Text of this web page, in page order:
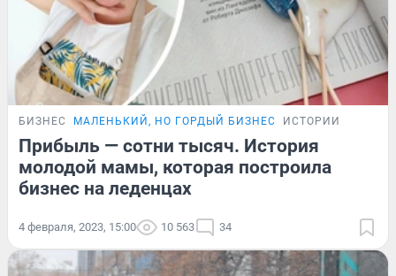
БИЗНЕС МАЛЕНЬКИЙ, НО ГОРДЫЙ БИЗНЕС ИСТОРИИ
Прибыль — сотни тысяч. История
молодой мамы, которая построила
бизнес на леденцах
4 февраля, 2023, 15:00 10 563 34